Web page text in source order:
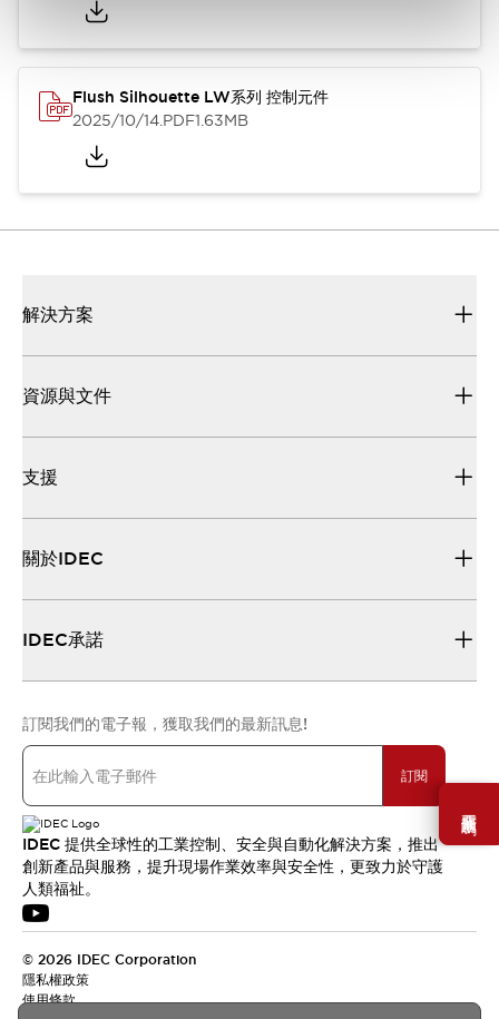
需要幫助嗎？
Flush Silhouette LW系列 控制元件
2025/10/14.PDF1.63MB
解決方案
資源與文件
支援
關於IDEC
IDEC承諾
訂閱我們的電子報，獲取我們的最新訊息!
訂閱
IDEC 提供全球性的工業控制、安全與自動化解決方案，推出
創新產品與服務，提升現場作業效率與安全性，更致力於守護
人類福祉。
© 2026 IDEC Corporation
隱私權政策
使用條款